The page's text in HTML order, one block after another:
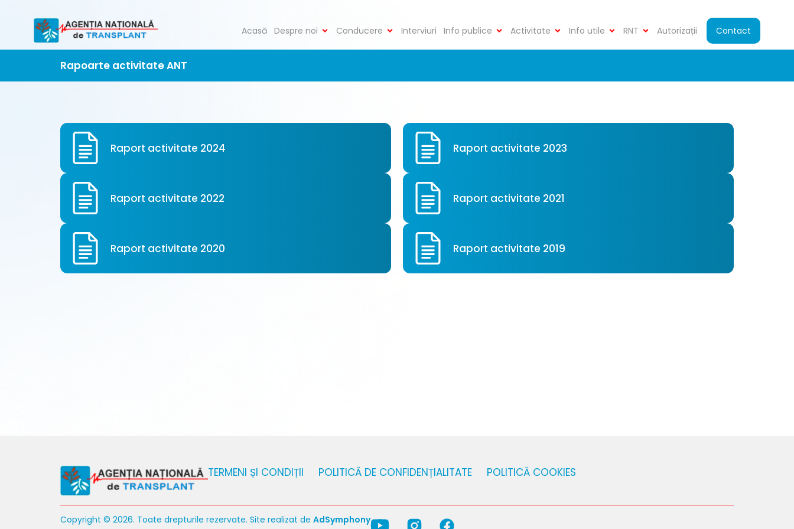
Acasă Despre noi Conducere Interviuri Info publice Activitate Info utile RNT Autorizații Contact
Rapoarte activitate ANT
Raport activitate 2024 Raport activitate 2023
Raport activitate 2022 Raport activitate 2021
Raport activitate 2020 Raport activitate 2019
TERMENI ȘI CONDIȚII POLITICĂ DE CONFIDENȚIALITATE POLITICĂ COOKIES
Copyright © 2026. Toate drepturile rezervate. Site realizat de AdSymphony